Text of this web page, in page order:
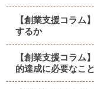
【創業支援コラ
するか
【創業支援コラム
的達成に必要なこと